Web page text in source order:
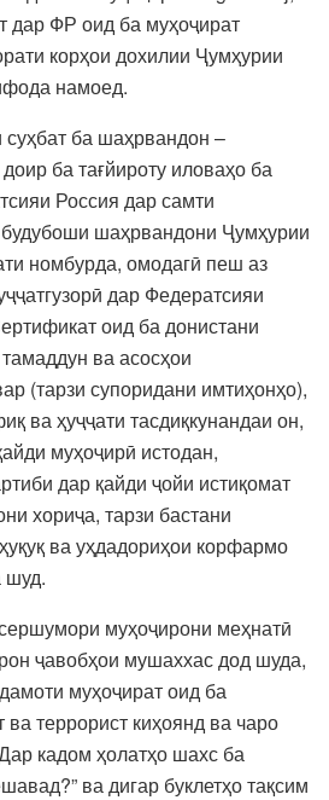
дар ФР оид ба муҳоҷират
корҳои дохилии Ҷумҳурии
намоед.
ба шаҳрвандон –
ба тағйироту иловаҳо ба
Россия дар самти
шаҳрвандони Ҷумҳурии
номбурда, омодагӣ пеш аз
дар Федератсияи
оид ба донистани
ва асосҳои
(тарзи супоридани имтиҳонҳо),
ва ҳуҷҷати тасдиқкунандаи он,
муҳоҷирӣ истодан,
дар қайди ҷойи истиқомат
хориҷа, тарзи бастани
ва уҳдадориҳои корфармо
шуд.
муҳоҷирони меҳнатӣ
ҷавобҳои мушаххас дод шуда,
муҳоҷират оид ба
ва террорист киҳоянд ва чаро
кадом ҳолатҳо шахс ба
ва дигар буклетҳо тақсим